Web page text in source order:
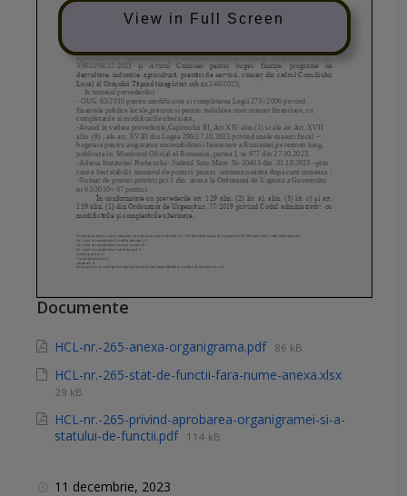
View in Full Screen
Documente
HCL-nr.-265-anexa-organigrama.pdf 86 kB
HCL-nr.-265-stat-de-functii-fara-nume-anexa.xlsx
29 kB
HCL-nr.-265-privind-aprobarea-organigramei-si-a-
statului-de-functii.pdf 114 kB
11 decembrie, 2023